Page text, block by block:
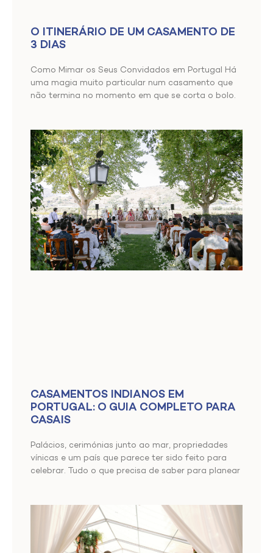
O ITINERÁRIO DE UM CASAMENTO DE
3 DIAS
Como Mimar os Seus Convidados em Portugal Há
uma magia muito particular num casamento que
não termina no momento em que se corta o bolo.
CASAMENTOS INDIANOS EM
PORTUGAL: O GUIA COMPLETO PARA
CASAIS
Palácios, cerimónias junto ao mar, propriedades
vínicas e um país que parece ter sido feito para
celebrar. Tudo o que precisa de saber para planear